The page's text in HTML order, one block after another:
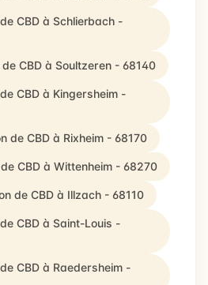
CBD à Schlierbach -
CBD à Soultzeren - 68140
CBD à Kingersheim -
de CBD à Rixheim - 68170
CBD à Wittenheim - 68270
de CBD à Illzach - 68110
CBD à Saint-Louis -
CBD à Raedersheim -